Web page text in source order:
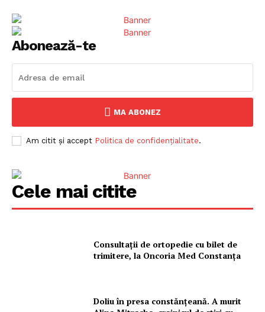
StirileMedia.ro
Despre noi
Contactați-ne
Politica de Confidențialitate
Abonează-te
MA ABONEZ
Am citit și accept Politica de confidențialitate.
Cele mai citite
Consultații de ortopedie cu bilet de
trimitere, la Oncoria Med Constanța
Doliu în presa constănțeană. A murit